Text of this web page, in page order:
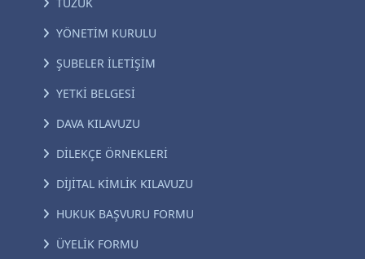
YÖNETİM KURULU
ŞUBELER İLETİŞİM
YETKİ BELGESİ
DAVA KILAVUZU
DİLEKÇE ÖRNEKLERİ
DİJİTAL KİMLİK KILAVUZU
HUKUK BAŞVURU FORMU
ÜYELİK FORMU